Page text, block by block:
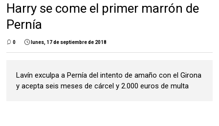
Harry se come el primer marrón de
Pernía
0 lunes, 17 de septiembre de 2018
Lavín exculpa a Pernía del intento de amaño con el Girona
y acepta seis meses de cárcel y 2.000 euros de multa